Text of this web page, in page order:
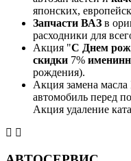
японских,
Запчасти ВАЗ в
расходники для
Акция "С Днем
скидки 7%
рождения).
Акция замена
автомобиль перед
Акция удаление